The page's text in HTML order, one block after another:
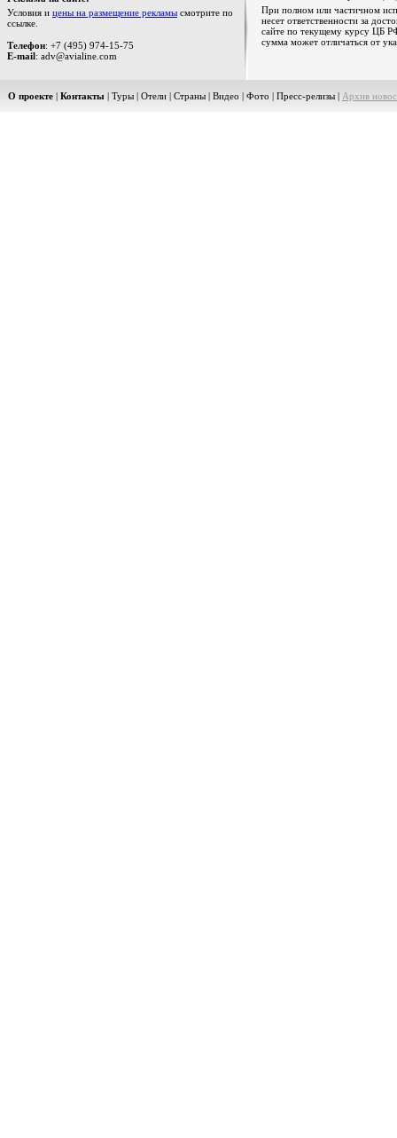
Условия и цены на размещение рекламы смотрите по
ссылке.
Телефон: +7 (495) 974-15-75
E-mail: adv@avialine.com
При полном или частичном
несет ответственности за
сайте по текущему курсу ЦБ
сумма может отличаться от
О проекте | Контакты | Туры | Отели | Страны | Видео | Фото | Пресс-релизы | Архив